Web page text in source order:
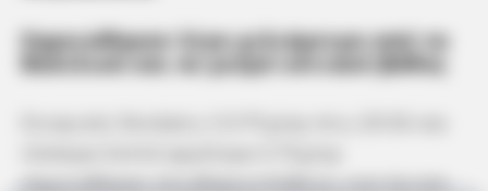
Σημειώθηκαν λίγα χιλιόμετρα από τα
σημειώθηκαν στη βόρεια Εύβοια, ενώ έγιναν